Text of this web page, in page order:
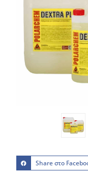
Share στο